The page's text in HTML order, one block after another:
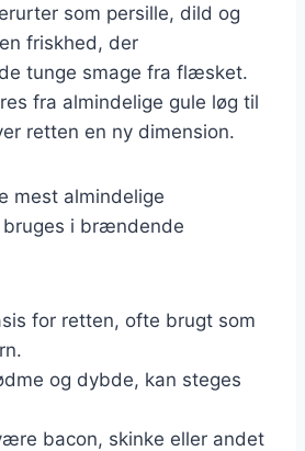
som persille, dild og
friskhed, der
tunge smage fra flæsket.
fra almindelige gule løg til
retten en ny dimension.
mest almindelige
bruges i brændende
for retten, ofte brugt som
og dybde, kan steges
bacon, skinke eller andet